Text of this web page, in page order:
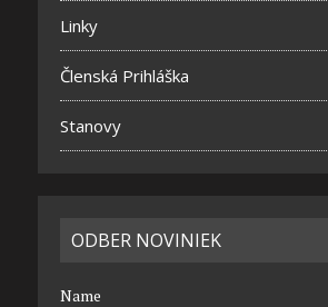
Linky
Členská Prihláška
Stanovy
ODBER NOVINIEK
Name